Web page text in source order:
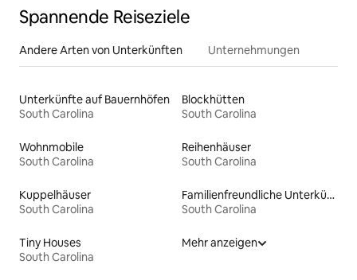
Spannende Reiseziele
Andere Arten von Unterkünften Unternehmungen
Unterkünfte auf Bauernhöfen
South Carolina
Blockhütten
South Carolina
Wohnmobile
South Carolina
Reihenhäuser
South Carolina
Kuppelhäuser
South Carolina
Familienfreundliche Unterkünfte
South Carolina
Tiny Houses
South Carolina
Mehr anzeigen